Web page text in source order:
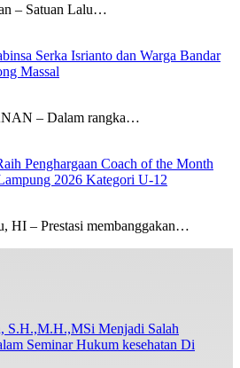
– Satuan Lalu…
Serka Isrianto dan Warga Bandar
Massal
– Dalam rangka…
Penghargaan Coach of the Month
2026 Kategori U-12
HI – Prestasi membanggakan…